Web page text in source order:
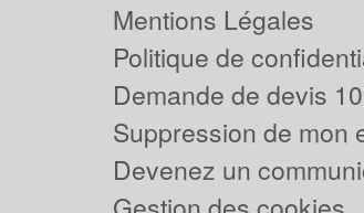
Mentions Légales
Politique de
Demande de devis
Suppression de mon
Devenez un